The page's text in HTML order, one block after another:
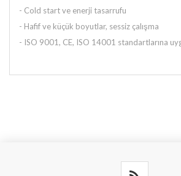
- Cold start ve enerji tasarrufu
- Hafif ve küçük boyutlar, sessiz çalışma
- ISO 9001, CE, ISO 14001 standartlarına